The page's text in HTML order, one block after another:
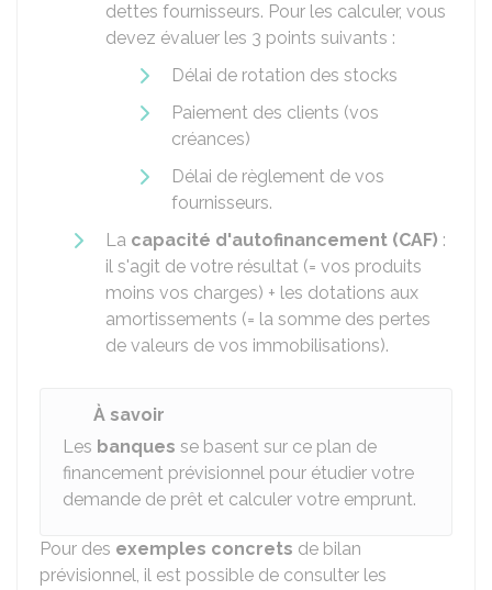
dettes fournisseurs. Pour les calculer, vous
devez évaluer les 3 points suivants :
Délai de rotation des stocks
Paiement des clients (vos
créances)
Délai de règlement de vos
fournisseurs.
La capacité d'autofinancement (CAF) :
il s'agit de votre résultat (= vos produits
moins vos charges) + les dotations aux
amortissements (= la somme des pertes
de valeurs de vos immobilisations).
À savoir
Les banques se basent sur ce plan de
financement prévisionnel pour étudier votre
demande de prêt et calculer votre emprunt.
Pour des exemples concrets de bilan
prévisionnel, il est possible de consulter les